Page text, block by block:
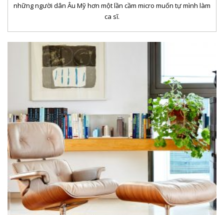
những người dân Âu Mỹ hơn một lần cầm micro muốn tự mình làm
ca sĩ.